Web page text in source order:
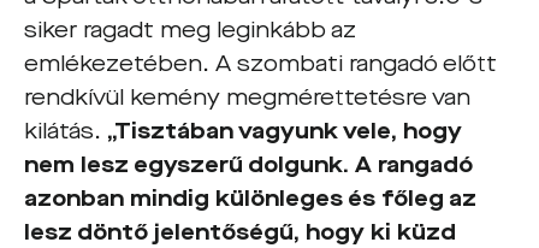
siker ragadt meg leginkább az
emlékezetében. A szombati rangadó előtt
rendkívül kemény megmérettetésre van
kilátás. „Tisztában vagyunk vele, hogy
nem lesz egyszerű dolgunk. A rangadó
azonban mindig különleges és főleg az
lesz döntő jelentőségű, hogy ki küzd